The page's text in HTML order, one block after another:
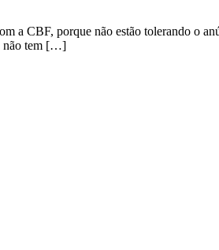
a CBF, porque não estão tolerando o
não tem […]